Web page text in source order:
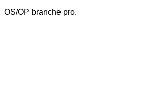
OS/OP branche pro.